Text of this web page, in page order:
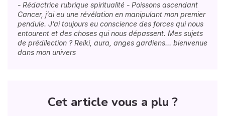
- Rédactrice rubrique spiritualité - Poissons ascendant
Cancer, j’ai eu une révélation en manipulant mon premier
pendule. J’ai toujours eu conscience des forces qui nous
entourent et des choses qui nous dépassent. Mes sujets
de prédilection ? Reiki, aura, anges gardiens… bienvenue
dans mon univers
Cet article vous a plu ?